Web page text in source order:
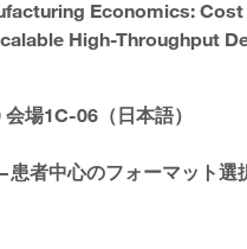
Economics:
High-Throughput
場1C-06（日本語）
者中心のフォーマット選